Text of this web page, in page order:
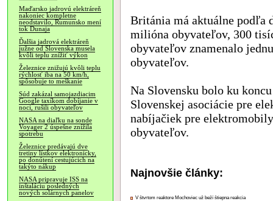
Maďarsko jadrovú elektráreň
nakoniec kompletne
neodstavilo, Rumunsko mení
tok Dunaja
Ďalšia jadrová elektráreň
južne od Slovenska musela
kvôli teplu znížiť výkon
Železnice znižujú kvôli teplu
rýchlosť iba na 50 km/h,
spôsobuje to meškanie
Súd zakázal samojazdiacim
Google taxíkom dobíjanie v
noci, rušili obyvateľov
NASA na diaľku na sonde
Voyager 2 úspešne znížila
spotrebu
Železnice predávajú dve
tretiny lístkov elektronicky,
po donútení cestujúcich na
takýto nákup
NASA pripravuje ISS na
inštaláciu posledných
nových solárnych panelov
Británia má aktuálne podľa
milióna obyvateľov, 300
obyvateľov znamenalo
obyvateľov.
Na Slovensku bolo ku
Slovenskej asociácie pre
nabíjačiek pre
obyvateľov.
Najnovšie články:
V štvrtom reaktore Mochoviec už beží štiepna reakcia